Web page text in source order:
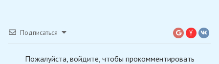
Подписаться
Пожалуйста, войдите, чтобы прокомментировать